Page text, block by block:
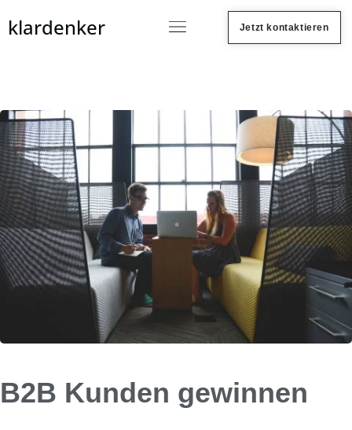
klardenker Jetzt kontaktieren
B2B Kunden gewinnen